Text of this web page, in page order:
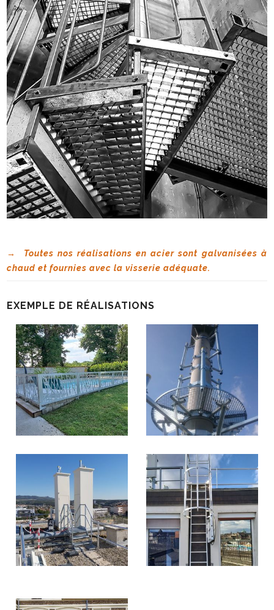
→ Toutes nos réalisations en acier sont galvanisées à
chaud et fournies avec la visserie adéquate.
EXEMPLE DE RÉALISATIONS